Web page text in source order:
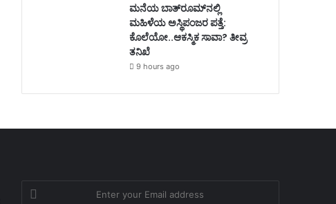
ಮನೆಯ ಬಾತ್‌ರೂಮ್‌ನಲ್ಲಿ
ಮಹಿಳೆಯ ಅಸ್ಥಿಪಂಜರ ಪತ್ತೆ:
ಕೊಲೆಯೋ..ಆಕಸ್ಮಿಕ ಸಾವಾ? ತೀವ್ರ
ತನಿಖೆ
9 hours ago
your